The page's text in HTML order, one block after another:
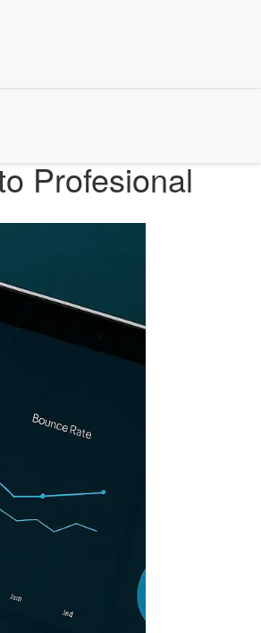
Profesional